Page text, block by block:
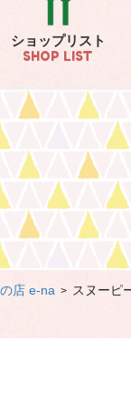
ショップリスト
SHOP LIST
店 e-na スヌーピ